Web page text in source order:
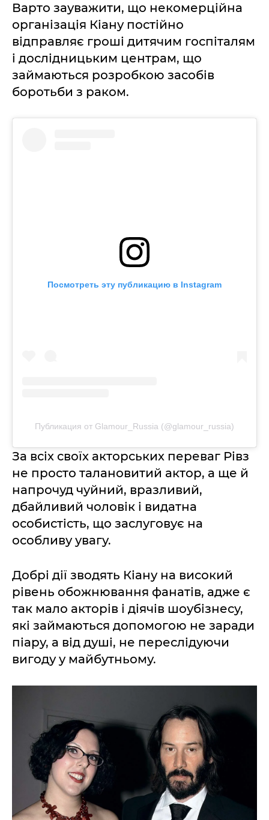
Варто зауважити, що некомерційна
організація Кіану постійно
відправляє гроші дитячим госпіталям
і дослідницьким центрам, що
займаються розробкою засобів
боротьби з раком.
Посмотреть эту публикацию в Instagram
Публикация от Glamour_Russia (@glamour_russia)
За всіх своїх акторських переваг Рівз
не просто талановитий актор, а ще й
напрочуд чуйний, вразливий,
дбайливий чоловік і видатна
особистість, що заслуговує на
особливу увагу.
Добрі дії зводять Кіану на високий
рівень обожнювання фанатів, адже є
так мало акторів і діячів шоубізнесу,
які займаються допомогою не заради
піару, а від душі, не переслідуючи
вигоду у майбутньому.